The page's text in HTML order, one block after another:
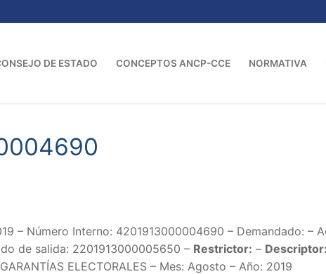
DE ESTADO CONCEPTOS ANCP-CCE NORMATIVA
– Número Interno: 4201913000004690 – Demandado: –
de salida: 2201913000005650 – Restrictor: – Descriptor:
ELECTORALES – Mes: Agosto – Año: 2019